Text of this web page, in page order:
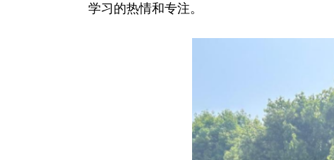
学习的热情和专注。